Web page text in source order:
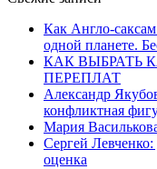
Как Англо-
одной планете.
КАК ВЫБРАТЬ
ПЕРЕПЛАТ
Александр
конфликтная
Мария
Сергей
оценка